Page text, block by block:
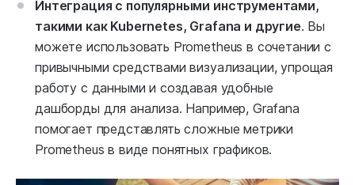
Интеграция с популярными инструментами,
такими как Kubernetes, Grafana и другие. Вы
можете использовать Prometheus в сочетании с
привычными средствами визуализации, упрощая
работу с данными и создавая удобные
дашборды для анализа. Например, Grafana
помогает представлять сложные метрики
Prometheus в виде понятных графиков.